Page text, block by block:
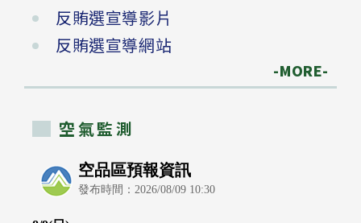
反賄選宣導影片
反賄選宣導網站
-MORE-
空氣監測